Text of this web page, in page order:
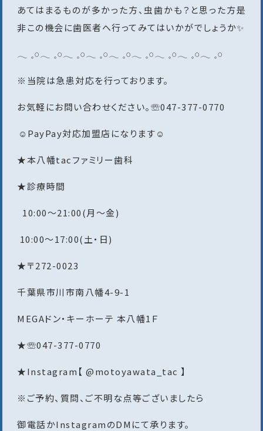
あてはまるものが多かった方、虫歯かも？と思った方是
非この機会に歯医者へ行ってみてはいかがでしょうか✨
𓂃 𓈒𓏸‎𓂃 𓈒𓏸‎𓂃 𓈒𓏸‎𓂃 𓈒𓏸‎𓂃 𓈒𓏸‎𓂃 𓈒𓏸‎𓂃 𓈒𓏸‎𓂃 𓈒𓏸‎𓂃 𓈒𓏸
※当院は急患対応を行っております。
お気軽にお問い合わせください。☏047-377-0770
︎︎︎︎︎☺︎PayPay対応加盟店になります︎︎︎︎︎☺︎
★本八幡tacファミリー歯科
★診療時間
10:00〜21:00(月〜金)
10:00〜17:00(土・日)
★〒272-0023
千葉県市川市南八幡4-9-1
MEGAドン・キーホーテ 本八幡1Ｆ
★☏047-377-0770
★Instagram【 @motoyawata_tac 】
※ご予約、質問、ご不明な点等ございましたら
御電話かInstagramのDMにて承ります。